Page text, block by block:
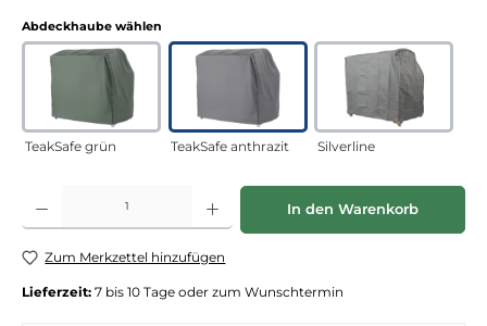
Abdeckhaube wählen
TeakSafe grün TeakSafe anthrazit Silverline
Produkt Anzahl: Gib den gewünschten Wert ein oder benutze die
In den Warenkorb
Zum Merkzettel hinzufügen
Lieferzeit: 7 bis 10 Tage oder zum Wunschtermin